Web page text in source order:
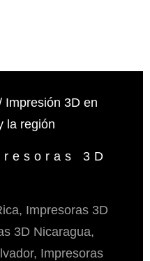
Impresión 3D en
la región
3D
Impresoras 3D
3D Nicaragua,
Impresoras